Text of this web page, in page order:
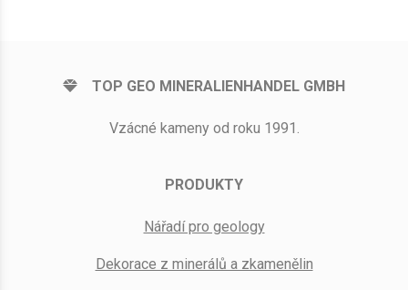
TOP GEO MINERALIENHANDEL GMBH
Vzácné kameny od roku 1991.
PRODUKTY
Nářadí pro geology
Dekorace z minerálů a zkamenělin